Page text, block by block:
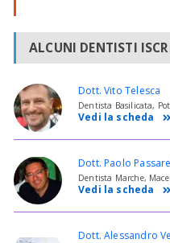
ALCUNI DENTISTI
Dott. Vito Telesca
Dentista Basilicata,
Vedi la scheda
Dott. Paolo
Dentista Marche,
Vedi la scheda
Dott. Alessandro